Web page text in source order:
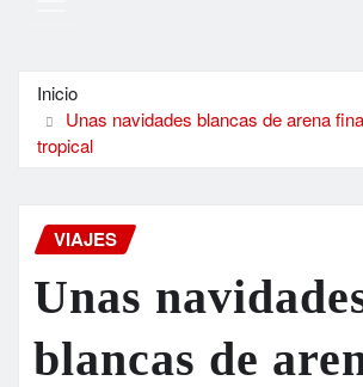
Inicio
Unas navidades blancas de arena
tropical
VIAJES
Unas
blancas de